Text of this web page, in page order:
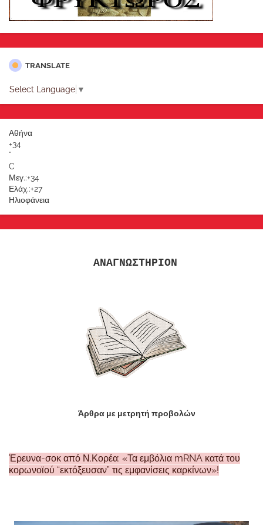
TRANSLATE
Select Language ▼
Αθήνα
+34
°
C
Μεγ.:+34
Ελάχ.:+27
Ηλιοφάνεια
ΑΝΑΓΝΩΣΤΗΡΙΟΝ
Άρθρα με μετρητή προβολών
Έρευνα-σοκ από Ν.Κορέα: «Τα εμβόλια mRNA κατά του
κορωνοϊού “εκτόξευσαν” τις εμφανίσεις καρκίνων»!